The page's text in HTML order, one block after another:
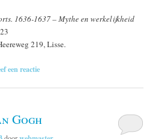
1636-1637 – Mythe en werkelijkheid
219, Lisse.
een reactie
Gogh